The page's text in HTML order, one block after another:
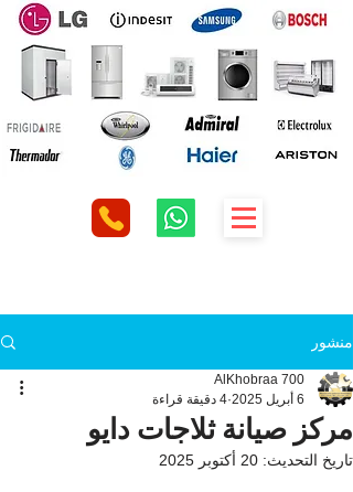
منشور
مركز صيانة ثلاجات دايو
AlKhobraa 700
6 أبريل 2025
4 دقيقة قراءة
تاريخ التحديث: 20 أكتوبر 2025